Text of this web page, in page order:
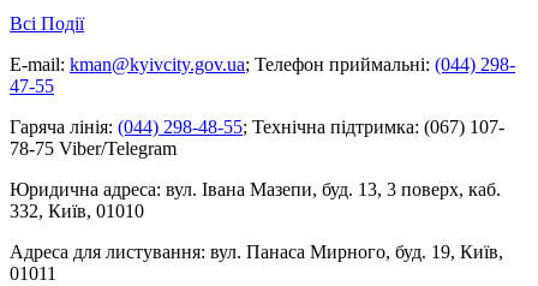
Всі Події
E-mail: kman@kyivcity.gov.ua; Телефон приймальні: (044) 298-
47-55
Гаряча лінія: (044) 298-48-55; Технічна підтримка: (067) 107-
78-75 Viber/Telegram
Юридична адреса: вул. Івана Мазепи, буд. 13, 3 поверх, каб.
332, Київ, 01010
Адреса для листування: вул. Панаса Мирного, буд. 19, Київ,
01011